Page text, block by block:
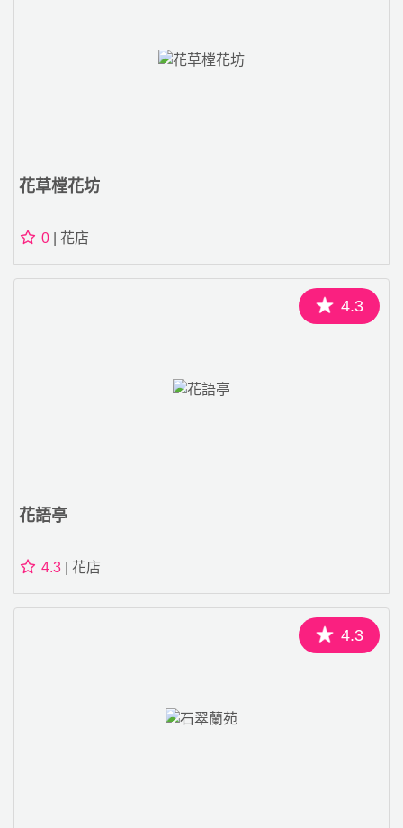
花草樘花坊
0 | 花店
4.3
花語亭
4.3 | 花店
4.3